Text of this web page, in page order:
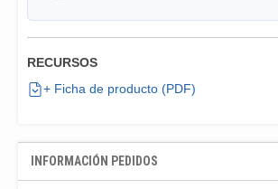
RECURSOS
+ Ficha de producto (PDF)
INFORMACIÓN PEDIDOS